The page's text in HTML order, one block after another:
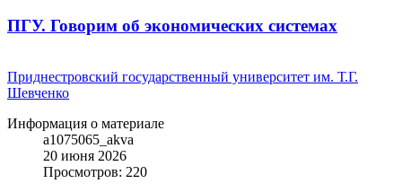
ПГУ. Говорим об экономических системах
Приднестровский государственный университет им. Т.Г.
Шевченко
Информация о материале
a1075065_akva
20 июня 2026
Просмотров: 220